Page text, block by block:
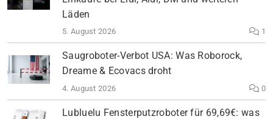
Läden
5. August 2026 1
Saugroboter-Verbot USA: Was Roborock,
Dreame & Ecovacs droht
4. August 2026 0
Lubluelu Fensterputzroboter für 69,69€: was